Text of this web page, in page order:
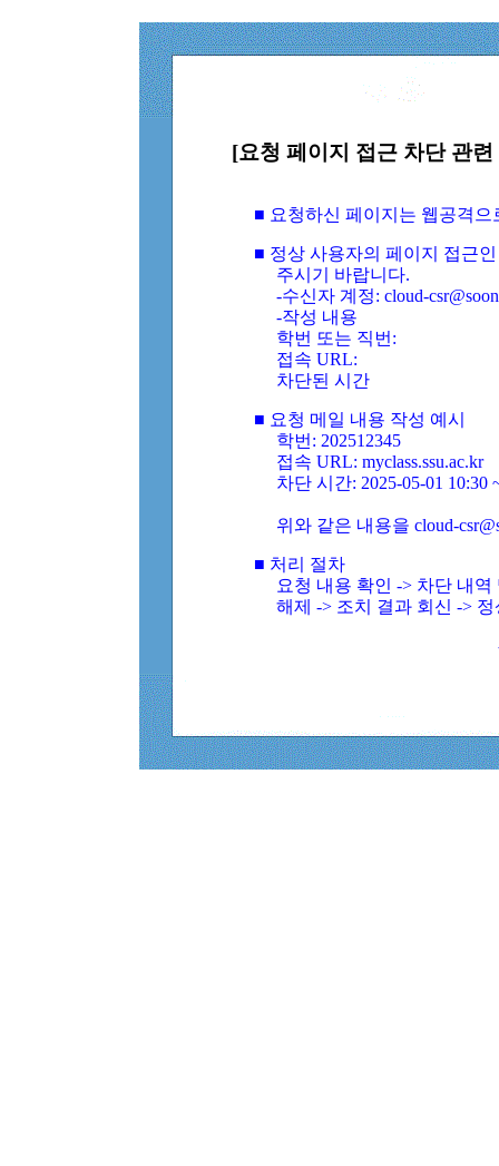
[요청 페이지 접근 차단 관
■ 요청하신 페이지는 웹공격
■ 정상 사용자의 페이지 접근
주시기 바랍니다.
-수신자 계정: cloud-
-작성 내용
학번 또는 직번:
접속 URL:
차단된 시간
■ 요청 메일 내용 작성 예시
학번: 202512345
접속 URL: myclass.ssu.ac.kr
차단 시간: 2025-05-01 10:30
위와 같은 내용을 cloud-
■ 처리 절차
요청 내용 확인 -> 차단 내
해제 -> 조치 결과 회신 ->